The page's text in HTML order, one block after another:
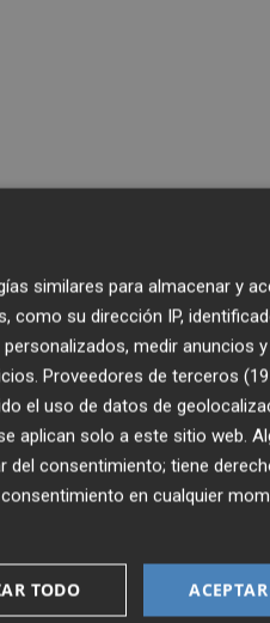
similares para almacenar y
como su dirección IP,
medir anuncios
Proveedores de terceros
el uso de datos de
aplican solo a este sitio web.
del consentimiento; tiene
en cualquier
TODO